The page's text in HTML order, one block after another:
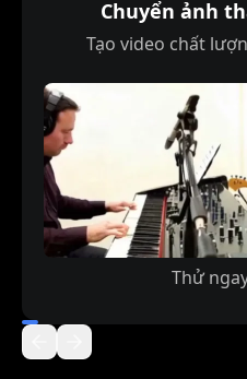
Chuyển ảnh
Tạo video chất
Thử